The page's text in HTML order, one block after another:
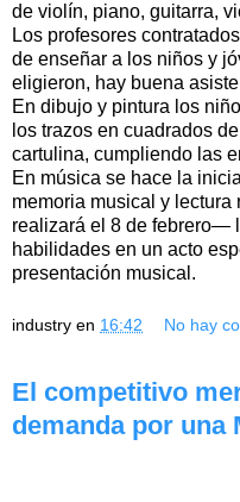
de violín, piano, guitarra,
Los profesores
de enseñar a los niños y
eligieron, hay buena
En dibujo y pintura los
los trazos en cuadrados
cartulina, cumpliendo las
En música se hace la
memoria musical y
realizará el 8 de febrero—
habilidades en un acto
presentación musical.
industry en 16:42 No hay
El competitivo
demanda por una